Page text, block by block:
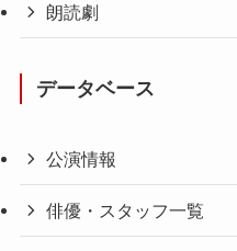
朗読劇
データベース
公演情報
俳優・スタッフ一覧